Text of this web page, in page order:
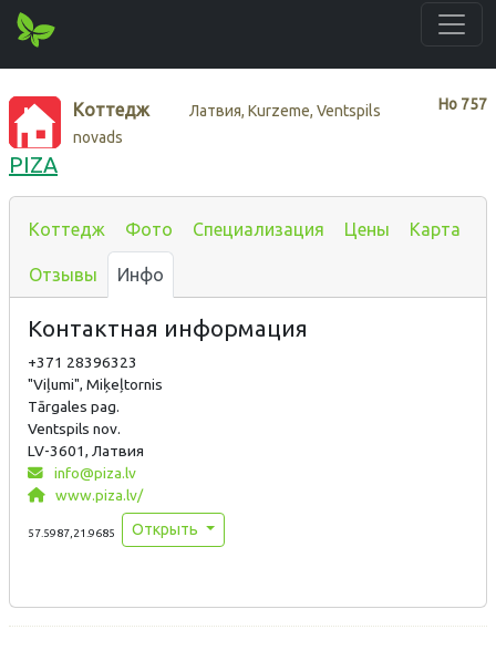
Нo 757
Коттедж
Латвия, Kurzeme, Ventspils
novads
PIZA
Коттедж Фото Специализация Цены Карта
Отзывы Инфо
Контактная информация
+371 28396323
"Viļumi", Miķeļtornis
Tārgales pag.
Ventspils nov.
LV-3601, Латвия
info@piza.lv
www.piza.lv/
57.5987,21.9685 Открыть